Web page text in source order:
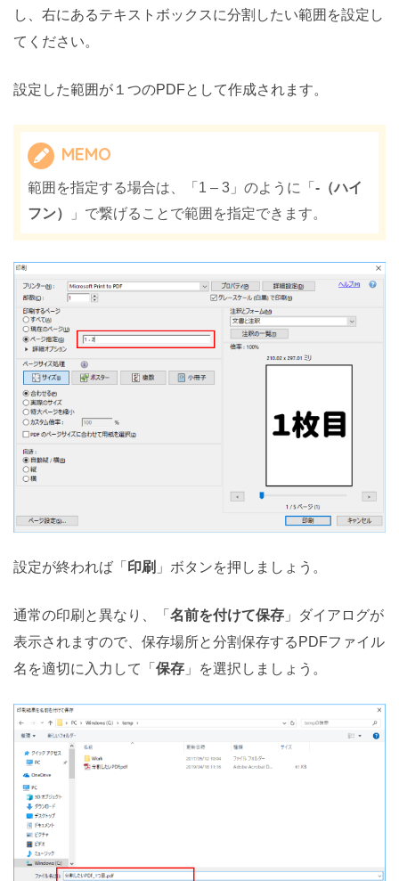
し、右にあるテキストボックスに分割したい範囲を設定し
てください。
設定した範囲が１つのPDFとして作成されます。
MEMO
範囲を指定する場合は、「1 – 3」のように「 -（ハイ
フン）
」で繋げることで範囲を指定できます。
設定が終われば「 印刷 」ボタンを押しましょう。
通常の印刷と異なり、「 名前を付けて保存 」ダイアログが
表示されますので、保存場所と分割保存するPDFファイル
名を適切に入力して「 保存 」を選択しましょう。